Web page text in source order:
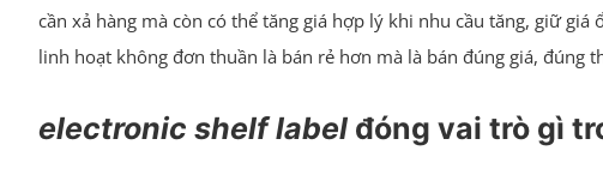
cần xả hàng mà còn có thể tăng giá hợp lý khi nhu cầu tăng, giữ
linh hoạt không đơn thuần là bán rẻ hơn mà là bán đúng giá, đúng
electronic shelf labelđóng vai trò gì